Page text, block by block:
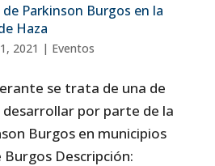
Parkinson Burgos en la
Haza
2021 | Eventos
se trata de una de
desarrollar por parte de la
Burgos en municipios
Descripción: